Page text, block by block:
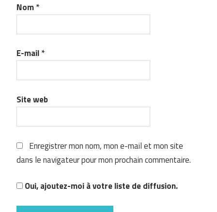
Nom*
E-mail*
Site web
Enregistrer mon nom, mon e-mail et mon site
dans le navigateur pour mon prochain commentaire.
Oui, ajoutez-moi à votre liste de diffusion.